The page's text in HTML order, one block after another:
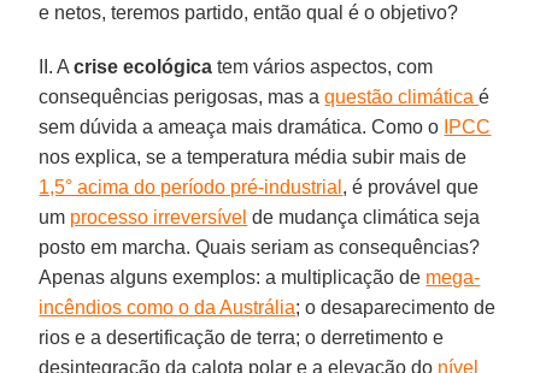
e netos, teremos partido, então qual é o objetivo?
II. Acrise ecológica tem vários aspectos, com
consequências perigosas, mas aquestão climáticaé
sem dúvida a ameaça mais dramática. Como o IPCC
nos explica, se a temperatura média subir mais de
1,5° acima do período pré-industrial , é provável que
um processo irreversível de mudança climática seja
posto em marcha. Quais seriam as consequências?
Apenas alguns exemplos: a multiplicação de mega-
incêndios como o da Austrália; o desaparecimento de
rios e a desertificação de terra; o derretimento e
desintegração da calota polar e a elevação do nível